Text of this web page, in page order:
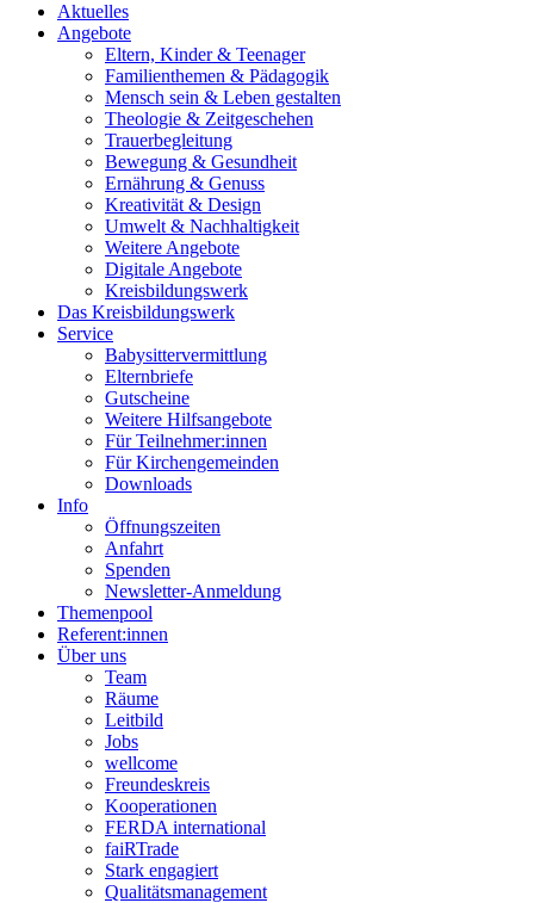
Aktuelles
Angebote
Eltern, Kinder & Teenager
Familienthemen & Pädagogik
Mensch sein & Leben gestalten
Theologie & Zeitgeschehen
Trauerbegleitung
Bewegung & Gesundheit
Ernährung & Genuss
Kreativität & Design
Umwelt & Nachhaltigkeit
Weitere Angebote
Digitale Angebote
Kreisbildungswerk
Das Kreisbildungswerk
Service
Babysittervermittlung
Elternbriefe
Gutscheine
Weitere Hilfsangebote
Für Teilnehmer:innen
Für Kirchengemeinden
Downloads
Info
Öffnungszeiten
Anfahrt
Spenden
Newsletter-Anmeldung
Themenpool
Referent:innen
Über uns
Team
Räume
Leitbild
Jobs
wellcome
Freundeskreis
Kooperationen
FERDA international
faiRTrade
Stark engagiert
Qualitätsmanagement